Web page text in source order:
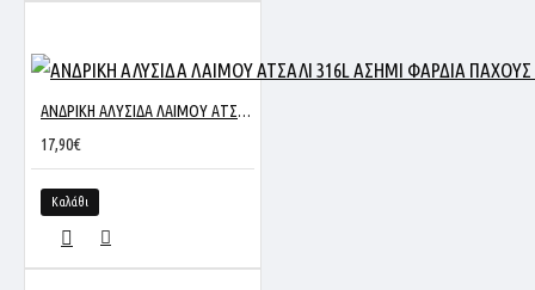
ΑΝΔΡΙΚΗ ΑΛΥΣΙΔΑ ΛΑΙΜΟΥ ΑΤΣΑΛΙ 316L ΑΣΗΜΙ ΦΑΡΔΙΑ ΠΑΧΟΥΣ 8MM ΚΑΙ ΜΗΚΟΥΣ 60CM SC387
17,90€
Καλάθι